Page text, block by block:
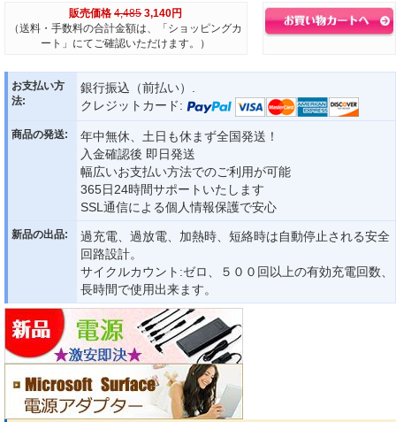
販売価格 4,485 3,140円
（送料・手数料の合計金額は、「ショッピングカ
ート」にてご確認いただけます。）
お支払い方
法:
銀行振込（前払い）.
クレジットカード:
商品の発送:
年中無休、土日も休まず全国発送！
入金確認後 即日発送
幅広いお支払い方法でのご利用が可能
365日24時間サポートいたします
SSL通信による個人情報保護で安心
新品の出品:
過充電、過放電、加熱時、短絡時は自動停止される安全
回路設計。
サイクルカウント:ゼロ、５００回以上の有効充電回数、
長時間で使用出来ます。